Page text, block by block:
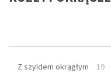
Z szyldem okrągłym
19